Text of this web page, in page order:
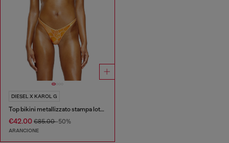
DIESEL X KAROL G
Top bikini metallizzato stampa lotus
€42.00 €85.00-50%
ARANCIONE